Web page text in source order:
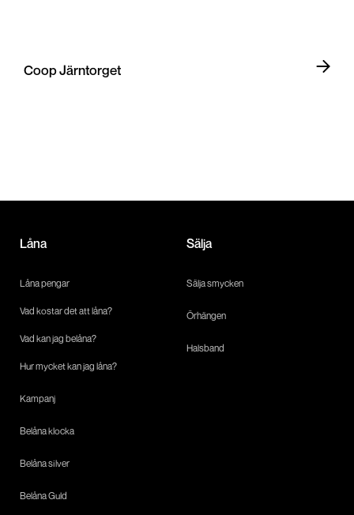
Coop Järntorget
Låna
Låna pengar
Vad kostar det att låna?
Vad kan jag belåna?
Hur mycket kan jag låna?
Kampanj
Belåna klocka
Belåna silver
Belåna Guld
Sälja
Sälja smycken
Örhängen
Halsband